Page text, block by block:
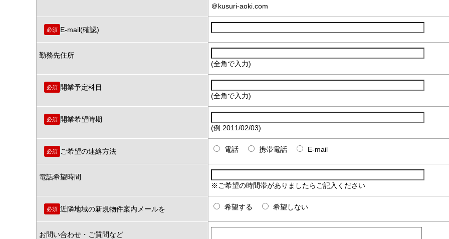
＠kusuri-aoki.com
必須 E-mail(確認)
勤務先住所
(全角で入力)
必須 開業予定科目
(全角で入力)
必須 開業希望時期
(例:2011/02/03)
必須 ご希望の連絡方法 電話 携帯電話 E-mail
電話希望時間
※ご希望の時間帯がありましたらご記入ください
必須 近隣地域の新規物件案内メールを 希望する 希望しない
お問い合わせ・ご質問など